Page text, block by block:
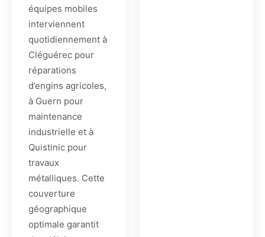
équipes mobiles
interviennent
quotidiennement à
Cléguérec pour
réparations
d’engins agricoles,
à Guern pour
maintenance
industrielle et à
Quistinic pour
travaux
métalliques. Cette
couverture
géographique
optimale garantit